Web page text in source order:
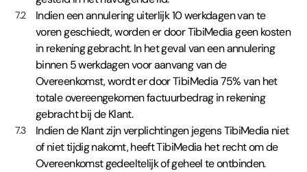
7.2
Indien een annulering uiterlijk 10 werkdagen van te
voren geschiedt, worden er door TibiMedia geen kosten
in rekening gebracht. In het geval van een annulering
binnen 5 werkdagen voor aanvang van de
Overeenkomst, wordt er door TibiMedia 75% van het
totale overeengekomen factuurbedrag in rekening
gebracht bij de Klant.
7.3
Indien de Klant zijn verplichtingen jegens TibiMedia niet
of niet tijdig nakomt, heeft TibiMedia het recht om de
Overeenkomst gedeeltelijk of geheel te ontbinden.